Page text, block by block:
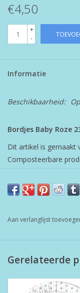
€4,50
+
-
Informatie
Beschikbaarheid:
Bordjes Baby Roze
Dit artikel is gemaakt
Composteerbare
resten achterlaten.
Aan verlanglijst
Gerelateerde